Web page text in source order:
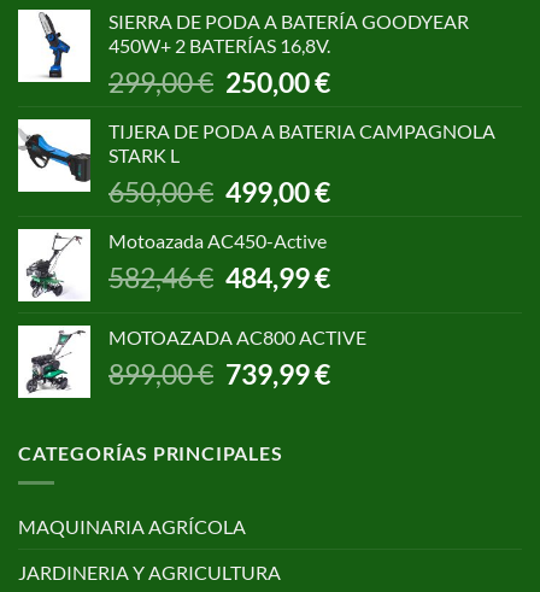
era:
1.055,00 €.
es:
SIERRA DE PODA A BATERÍA GOODYEAR
450W+ 2 BATERÍAS 16,8V.
299,00€ El
precio
original
299,00 €.
250,00€El
actual
250,00 €.
TIJERA DE PODA A BATERIA CAMPAGNOLA
STARK L
650,00€
El
precio
original
650,00 €.
499,00€El
499,00 €.
Motoazada AC450-Active
582,46€
El
precio
era:
582,46 €.
484,99€El
es:
484,99 €.
MOTOAZADA AC800 ACTIVE
899,00€ El
precio
era:
739,99€El
CATEGORÍAS PRINCIPALES
MAQUINARIA AGRÍCOLA
JARDINERIA Y AGRICULTURA